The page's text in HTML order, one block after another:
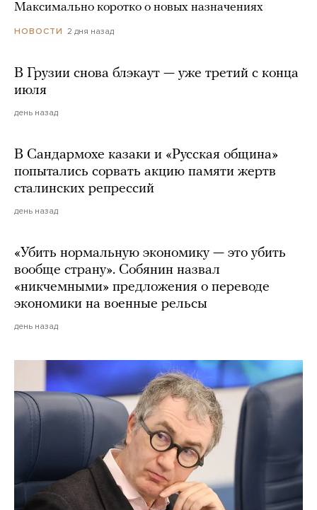
Максимально коротко о новых назначениях
НОВОСТИ 2 дня назад
В Грузии снова блэкаут — уже третий с конца
июля
день назад
В Сандармохе казаки и «Русская община»
попытались сорвать акцию памяти жертв
сталинских репрессий
день назад
«Убить нормальную экономику — это убить
вообще страну». Собянин назвал
«никчемными» предложения о переводе
экономики на военные рельсы
день назад